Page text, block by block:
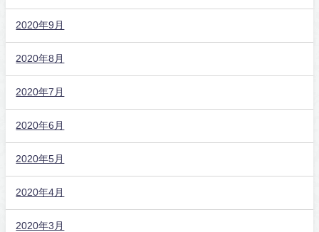
2020年9月
2020年8月
2020年7月
2020年6月
2020年5月
2020年4月
2020年3月